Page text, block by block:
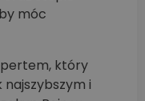
móc
który
najszybszym i